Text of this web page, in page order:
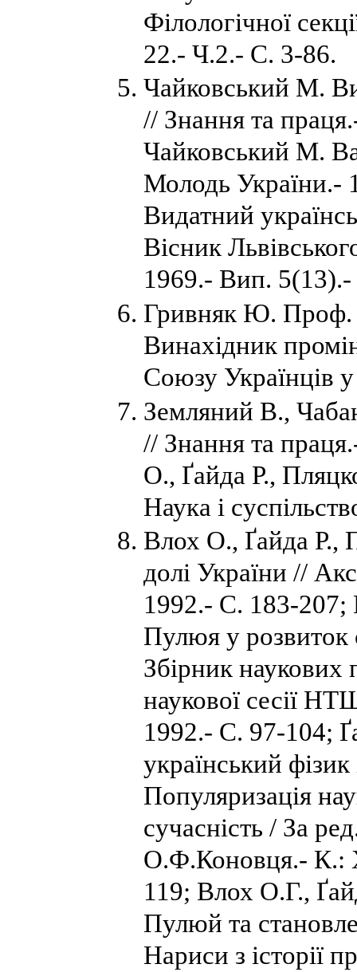
Філологічної
22.- Ч.2.- С. 3-86.
Чайковський М.
// Знання та
Чайковський М.
Молодь України.-
Видатний
Вісник
1969.- Вип.
Гривняк Ю. Проф.
Винахідник
Союзу Українців
Земляний В.,
// Знання та
О., Ґайда Р.,
Наука і
Влох О., Ґайда Р.,
долі України //
1992.- С. 183-207;
Пулюя у розвиток
Збірник наукових
наукової сесії
1992.- С. 97-104;
український
Популяризація
сучасність / За
О.Ф.Коновця.- К.:
119; Влох О.Г.,
Пулюй та
Нариси з історії